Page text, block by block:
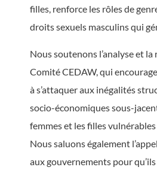
filles, renforce les rôles de
droits sexuels masculins qui
Nous soutenons l’analyse et
Comité CEDAW, qui
à s’attaquer aux inégalités
socio-économiques sous-
femmes et les filles vulnérables
Nous saluons également
aux gouvernements pour